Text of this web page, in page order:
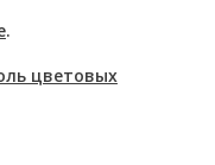
.
цветовых